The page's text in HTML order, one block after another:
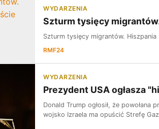
WYDARZENIA
Szturm tysięcy
Szturm tysięcy migrantów.
RMF24
WYDARZENIA
Prezydent USA ogłasza
Donald Trump ogłosił, że
wojsko Izraela ma opuścić Strefę